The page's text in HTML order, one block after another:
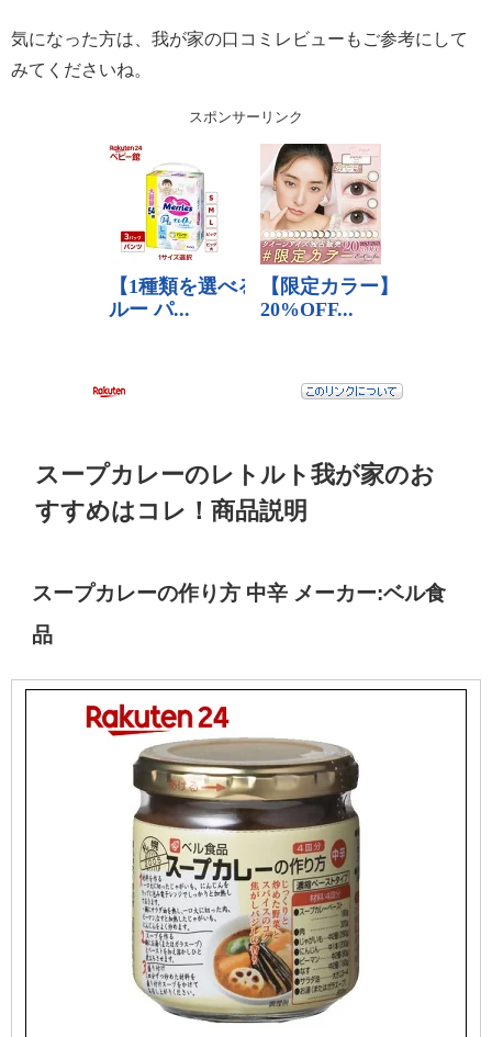
気になった方は、我が家の口コミレビューもご参考にして
みてくださいね。
スポンサーリンク
スープカレーのレトルト我が家のお
すすめはコレ！商品説明
スープカレーの作り方 中辛 メーカー:ベル食
品